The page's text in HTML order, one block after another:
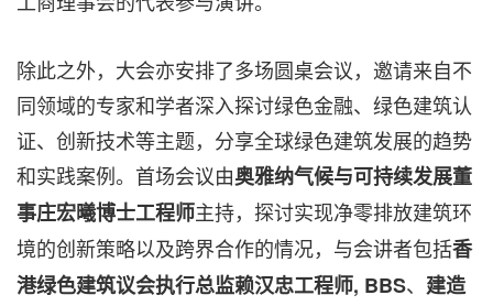
除此之外，大会亦安排了多场圆桌会议，邀请来自不
同领域的专家和学者深入探讨绿色金融、绿色建筑认
证、创新技术等主题，分享全球绿色建筑发展的趋势
和实践案例。首场会议由奥雅纳气候与可持续发展董
事庄宏曦博士工程师主持，探讨实现净零排放建筑环
境的创新策略以及跨界合作的情况，与会讲者包括香
港绿色建筑议会执行总监赖汉忠工程师, BBS、 建造